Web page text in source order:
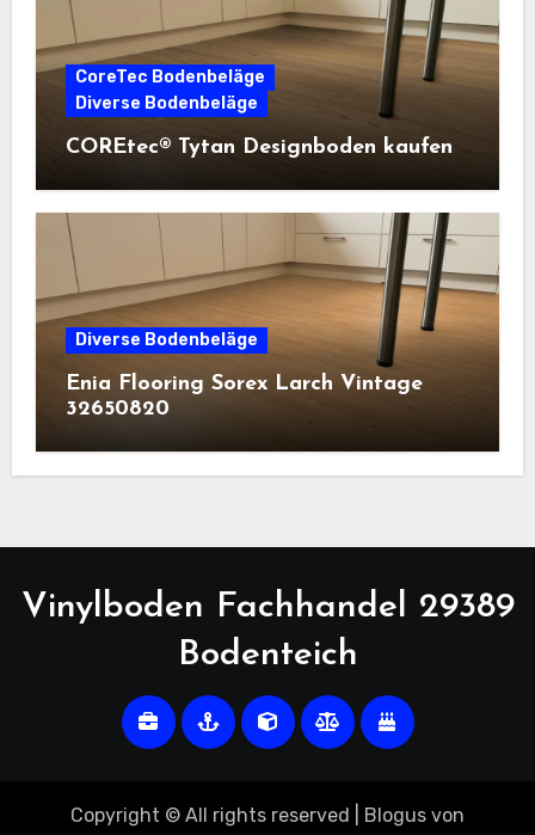
CoreTec Bodenbeläge
Diverse Bodenbeläge
COREtec® Tytan Designboden kaufen
Diverse Bodenbeläge
Enia Flooring Sorex ​Larch Vintage
32650820
Vinylboden Fachhandel 29389
Bodenteich
Copyright © All rights reserved Blogus von